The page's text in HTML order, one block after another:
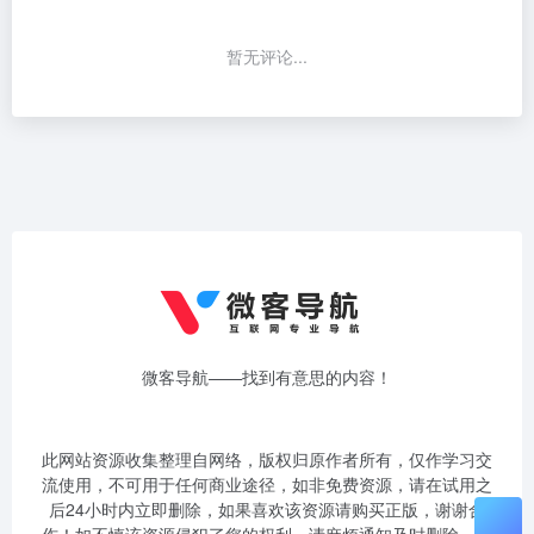
暂无评论...
微客导航——找到有意思的内容！
此网站资源收集整理自网络，版权归原作者所有，仅作学习交
流使用，不可用于任何商业途径，如非免费资源，请在试用之
后24小时内立即删除，如果喜欢该资源请购买正版，谢谢合